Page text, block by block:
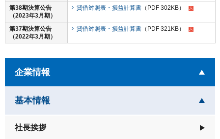
第38期決算公告
（2023年3月期）
貸借対照表・損益計算書 （PDF 302KB）
第37期決算公告
（2022年3月期）
貸借対照表・損益計算書 （PDF 321KB）
企業情報
基本情報
社長挨拶